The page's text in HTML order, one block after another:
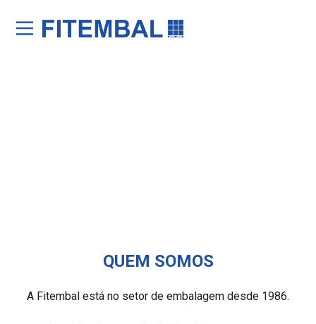
QUEM SOMOS
A Fitembal está no setor de embalagem desde 1986.